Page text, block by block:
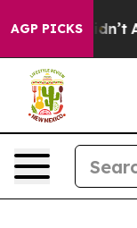
AGP PICKS
it Didn’t As